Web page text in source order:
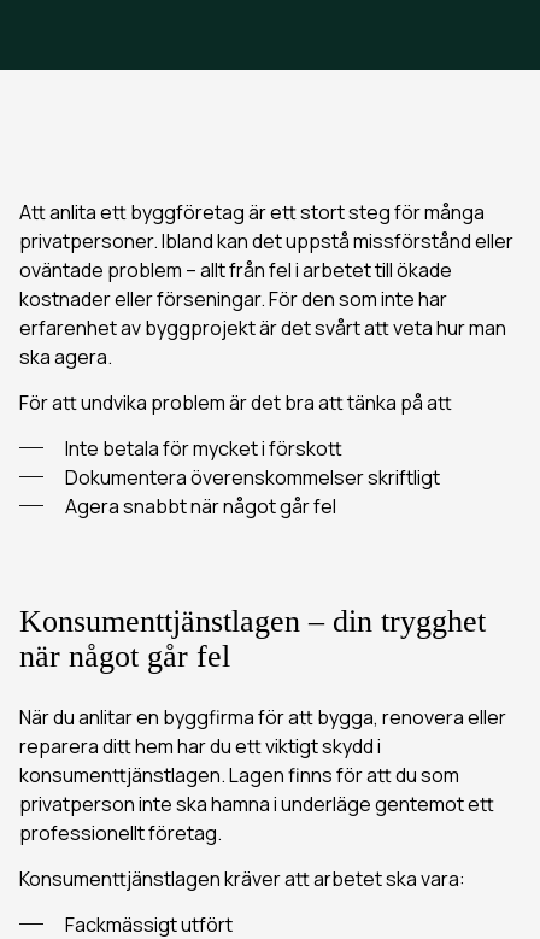
Att anlita ett byggföretag är ett stort steg för många
privatpersoner. Ibland kan det uppstå missförstånd eller
oväntade problem – allt från fel i arbetet till ökade
kostnader eller förseningar. För den som inte har
erfarenhet av byggprojekt är det svårt att veta hur man
ska agera.
För att undvika problem är det bra att tänka på att
Inte betala för mycket i förskott
Dokumentera överenskommelser skriftligt
Agera snabbt när något går fel
Konsumenttjänstlagen – din trygghet
när något går fel
När du anlitar en byggfirma för att bygga, renovera eller
reparera ditt hem har du ett viktigt skydd i
konsumenttjänstlagen. Lagen finns för att du som
privatperson inte ska hamna i underläge gentemot ett
professionellt företag.
Konsumenttjänstlagen kräver att arbetet ska vara:
Fackmässigt utfört